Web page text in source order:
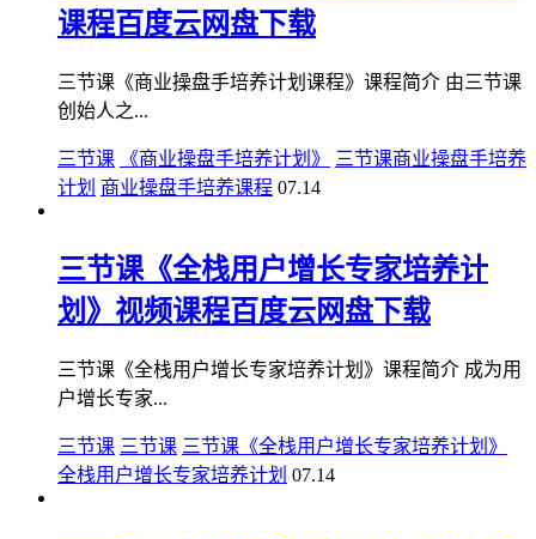
课程百度云网盘下载
三节课《商业操盘手培养计划课程》课程简介 由三节课
创始人之...
三节课 《商业操盘手培养计划》
三节课商业操盘手培养
计划 商业操盘手培养课程 07.14
三节课《全栈用户增长专家培养计
划》视频课程百度云网盘下载
三节课《全栈用户增长专家培养计划》课程简介 成为用
户增长专家...
三节课 三节课 三节课《全栈用户增长专家培养计划》
全栈用户增长专家培养计划 07.14